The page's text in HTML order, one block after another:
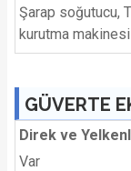
Şarap soğutucu,
kurutma makinesi
GÜVERTE
Direk ve
Var